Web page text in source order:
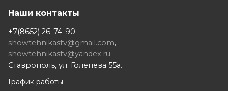
Наши контакты
+7(8652) 26-74-90
showtehnikastv@gmail.com,
showtehnikastv@yandex.ru
Ставрополь, ул. Голенева 55а.
График работы